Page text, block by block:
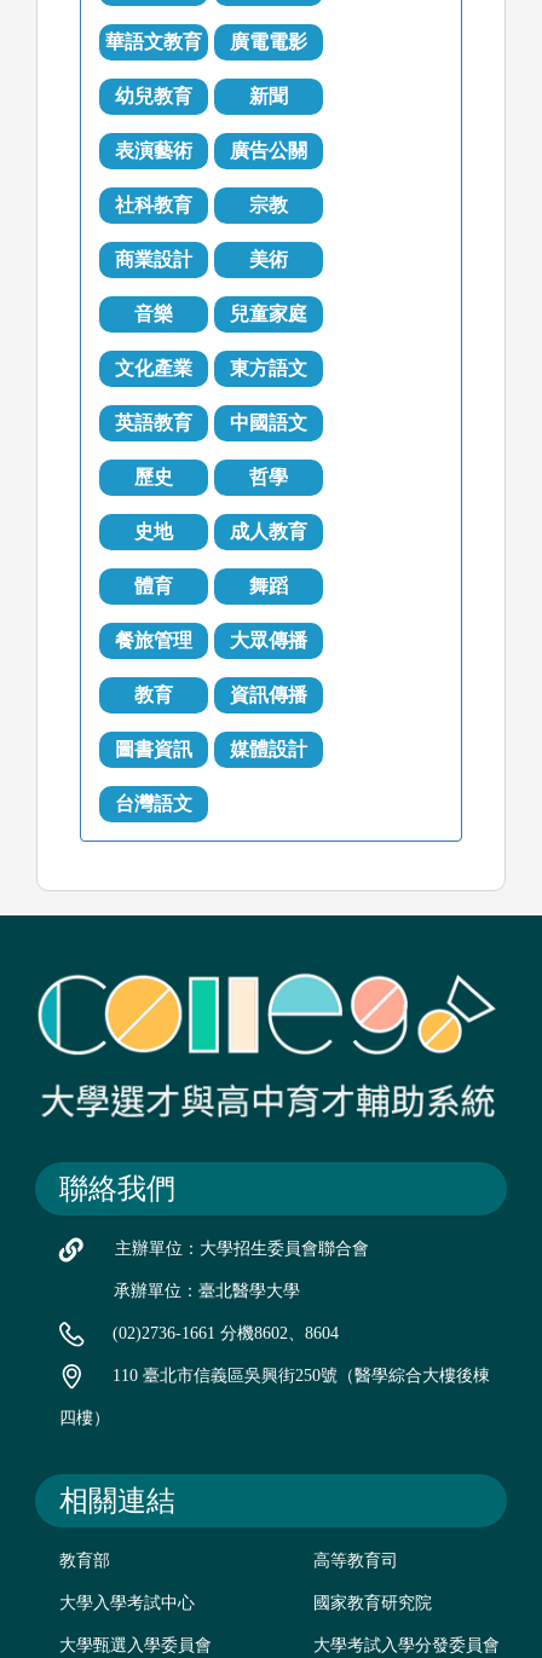
華語文教育 廣電電影
幼兒教育 新聞
表演藝術 廣告公關
社科教育 宗教
商業設計 美術
音樂 兒童家庭
文化產業 東方語文
英語教育 中國語文
歷史 哲學
史地 成人教育
體育 舞蹈
餐旅管理 大眾傳播
教育 資訊傳播
圖書資訊 媒體設計
台灣語文
聯絡我們
主辦單位：大學招生委員會聯合會
承辦單位：臺北醫學大學
(02)2736-1661 分機8602、8604
110 臺北市信義區吳興街250號（醫學綜合大樓後棟
四樓）
相關連結
教育部 高等教育司
大學入學考試中心 國家教育研究院
大學甄選入學委員會 大學考試入學分發委員會